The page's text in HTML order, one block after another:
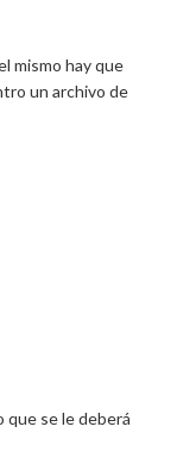
mismo hay que
un archivo de
que se le deberá